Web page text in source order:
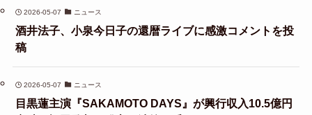
2026-05-07 ニュース
酒井法子、小泉今日子の還暦ライブに感激コメントを投
稿
2026-05-07 ニュース
目黒蓮主演『SAKAMOTO DAYS』が興行収入10.5億円